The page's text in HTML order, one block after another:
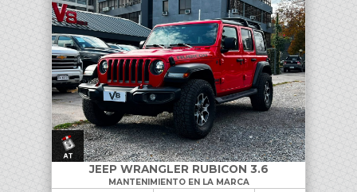
JEEP WRANGLER RUBICON 3.6
MANTENIMIENTO EN LA MARCA